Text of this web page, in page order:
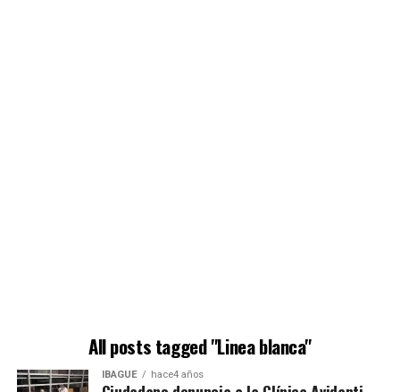
All posts tagged "Linea blanca"
IBAGUÉ hace4 años